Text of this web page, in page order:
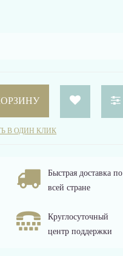
В ОДИН КЛИК
Быстрая доставка по
всей стране
Круглосуточный
центр поддержки